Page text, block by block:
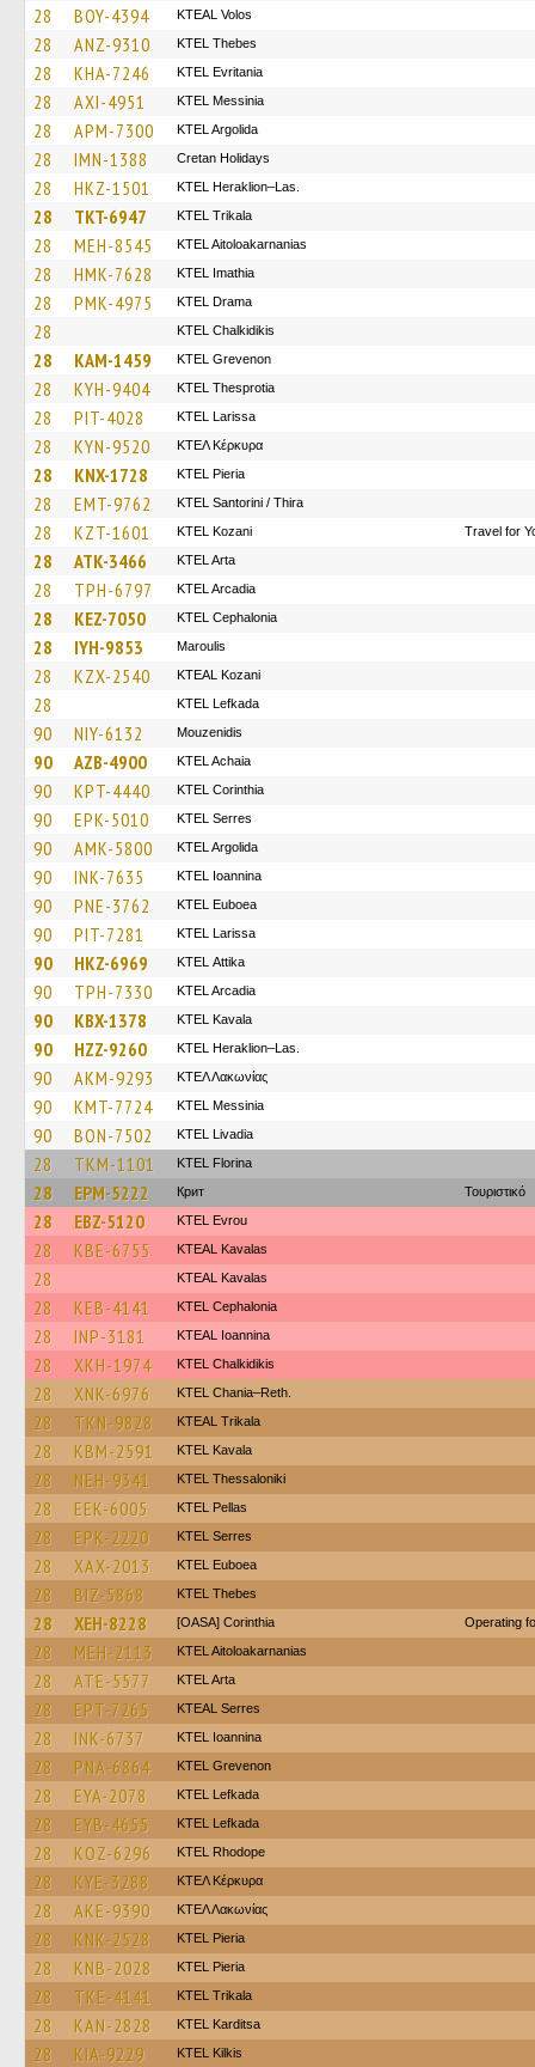
28 BOY-4394 KTEAL Volos
28 ANZ-9310 KTEL Thebes
28 KHA-7246 ΚΤΕL Evritania
28 AXI-4951 KTEL Messinia
28 APM-7300 KTEL Argolida
28 IMN-1388 Cretan Holidays
28 HKZ-1501 KTEL Heraklion–Las.
28 TKT-6947 ΚΤΕL Τrikala
28 MEH-8545 KTEL Aitoloakarnanias
28 HMK-7628 KTEL Imathia
28 PMK-4975 KTEL Drama
28 ΚΤΕL Chalkidikis
28 KAM-1459 ΚΤΕL Grevenon
28 KYH-9404 KTEL Thesprotia
28 PIT-4028 KTEL Larissa
28 KYN-9520 ΚΤΕΛ Κέρκυρα
28 KNX-1728 KTEL Pieria
28 EMT-9762 KTEL Santorini / Thira
28 KZT-1601 ΚΤΕL Kozani Travel for
28 ATK-3466 KTEL Arta
28 TPH-6797 KTEL Arcadia
28 KEZ-7050 KTEL Cephalonia
28 IYH-9853 Maroulis
28 KZX-2540 KTEAL Kozani
28 KTEL Lefkada
90 NIY-6132 Mouzenidis
90 AZB-4900 KTEL Achaia
90 KPT-4440 KTEL Corinthia
90 EPK-5010 KTEL Serres
90 AMK-5800 KTEL Argolida
90 INK-7635 KTEL Ioannina
90 PNE-3762 ΚΤΕL Euboea
90 PIT-7281 KTEL Larissa
90 HKZ-6969 KΤΕL Αttika
90 TPH-7330 KTEL Arcadia
90 KBX-1378 KTEL Kavala
90 HZZ-9260 KTEL Heraklion–Las.
90 AKM-9293 ΚΤΕΛ Λακωνίας
90 KMT-7724 KTEL Messinia
90 BON-7502 KTEL Livadia
28 TKM-1101 KTEL Florina
28 EPM-5222 Крит Τουριστικό
28 EBZ-5120 KTEL Evrou
28 KBE-6755 KTEAL Kavalas
28 KTEAL Kavalas
28 KEB-4141 KTEL Cephalonia
28 INP-3181 KTEAL Ioannina
28 XKH-1974 ΚΤΕL Chalkidikis
28 XNK-6976 KTEL Chania–Reth.
28 TKN-9828 KTEAL Trikala
28 KBM-2591 KTEL Kavala
28 NEH-9341 KTEL Thessaloniki
28 EEK-6005 KTEL Pellas
28 EPK-2220 KTEL Serres
28 XAX-2013 ΚΤΕL Euboea
28 BIZ-5868 KTEL Thebes
28 XEH-8228 [OASA] Corinthia Operating
28 MEH-2113 KTEL Aitoloakarnanias
28 ATE-5577 KTEL Arta
28 EPT-7265 KTEAL Serres
28 INK-6737 KTEL Ioannina
28 PNA-6864 ΚΤΕL Grevenon
28 EYA-2078 KTEL Lefkada
28 EYB-4655 KTEL Lefkada
28 KOZ-6296 KTEL Rhodope
28 KYE-3288 ΚΤΕΛ Κέρκυρα
28 AKE-9390 ΚΤΕΛ Λακωνίας
28 KNK-2528 KTEL Pieria
28 KNB-2028 KTEL Pieria
28 TKE-4141 ΚΤΕL Τrikala
28 KAN-2828 ΚΤΕL Karditsa
28 KIA-9229 KTEL Kilkis